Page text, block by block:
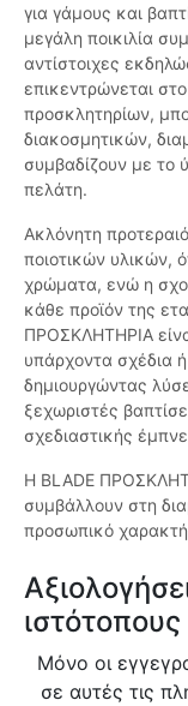
για γάμους και
μεγάλη ποικιλία
αντίστοιχες
επικεντρώνεται
προσκλητηρίων,
διακοσμητικών,
συμβαδίζουν με το
πελάτη.
Ακλόνητη
ποιοτικών υλικών,
χρώματα, ενώ η
κάθε προϊόν της
ΠΡΟΣΚΛΗΤΗΡΙΑ
υπάρχοντα σχέδια
δημιουργώντας
ξεχωριστές
σχεδιαστικής
Η BLADE
συμβάλλουν στη
προσωπικό
ιστότοπους
Μόνο οι
σε αυτές τις